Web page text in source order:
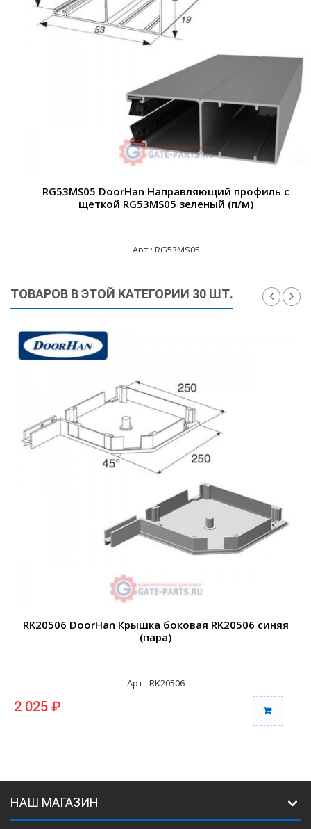
RG53MS05 DoorHan Направляющий профиль с
щеткой RG53MS05 зеленый (п/м)
Арт.: RG53MS05
ТОВАРОВ В ЭТОЙ КАТЕГОРИИ 30 ШТ.
RK20506 DoorHan Крышка боковая RK20506 синяя
(пара)
Арт.: RK20506
2 025 ₽
НАШ МАГАЗИН